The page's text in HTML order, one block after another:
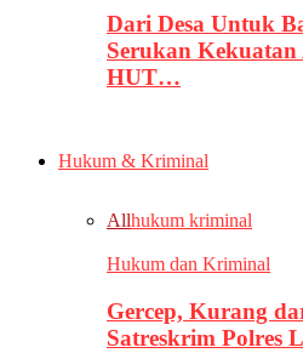
Dari Desa Untuk
Serukan
HUT…
Hukum & Kriminal
Allhukum kriminal
Hukum dan Kriminal
Gercep, Kurang
Satreskrim Polres